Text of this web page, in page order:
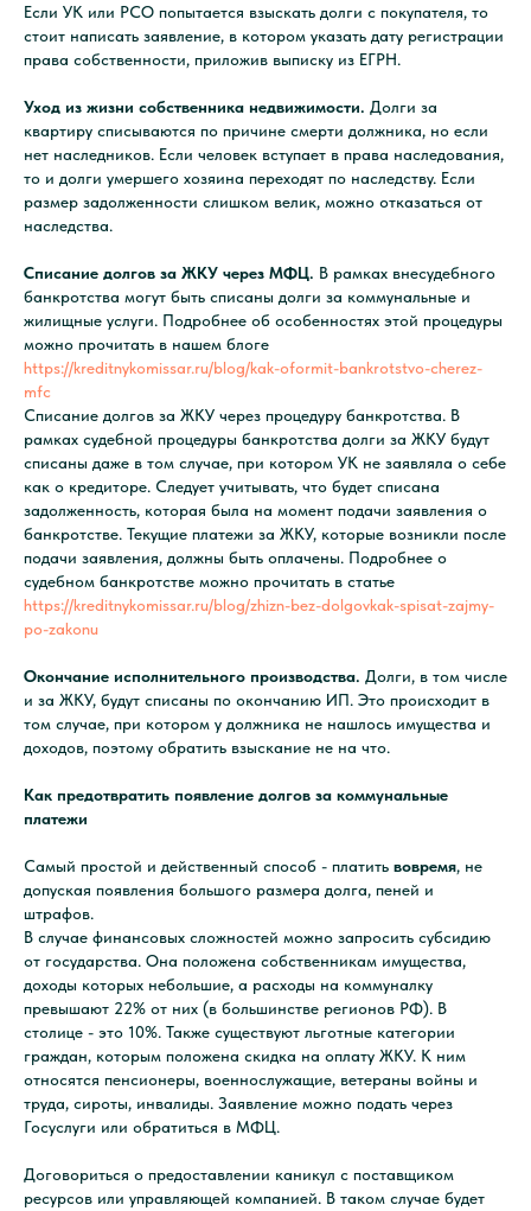
Если УК или РСО попытается взыскать долги с покупателя, то
стоит написать заявление, в котором указать дату регистрации
права собственности, приложив выписку из ЕГРН.
Уход из жизни собственника недвижимости. Долги за
квартиру списываются по причине смерти должника, но если
нет наследников. Если человек вступает в права наследования,
то и долги умершего хозяина переходят по наследству. Если
размер задолженности слишком велик, можно отказаться от
наследства.
Списание долгов за ЖКУ через МФЦ. В рамках внесудебного
банкротства могут быть списаны долги за коммунальные и
жилищные услуги. Подробнее об особенностях этой процедуры
можно прочитать в нашем блоге
https://kreditnykomissar.ru/blog/kak-oformit-bankrotstvo-cherez-
mfc
Списание долгов за ЖКУ через процедуру банкротства. В
рамках судебной процедуры банкротства долги за ЖКУ будут
списаны даже в том случае, при котором УК не заявляла о себе
как о кредиторе. Следует учитывать, что будет списана
задолженность, которая была на момент подачи заявления о
банкротстве. Текущие платежи за ЖКУ, которые возникли после
подачи заявления, должны быть оплачены. Подробнее о
судебном банкротстве можно прочитать в статье
https://kreditnykomissar.ru/blog/zhizn-bez-dolgovkak-spisat-zajmy-
po-zakonu
Окончание исполнительного производства. Долги, в том числе
и за ЖКУ, будут списаны по окончанию ИП. Это происходит в
том случае, при котором у должника не нашлось имущества и
доходов, поэтому обратить взыскание не на что.
Как предотвратить появление долгов за коммунальные
платежи
Самый простой и действенный способ - платить вовремя, не
допуская появления большого размера долга, пеней и
штрафов.
В случае финансовых сложностей можно запросить субсидию
от государства. Она положена собственникам имущества,
доходы которых небольшие, а расходы на коммуналку
превышают 22% от них (в большинстве регионов РФ). В
столице - это 10%. Также существуют льготные категории
граждан, которым положена скидка на оплату ЖКУ. К ним
относятся пенсионеры, военнослужащие, ветераны войны и
труда, сироты, инвалиды. Заявление можно подать через
Госуслуги или обратиться в МФЦ.
Договориться о предоставлении каникул с поставщиком
ресурсов или управляющей компанией. В таком случае будет
Если вы ничего не
знаете о банкротстве
и переживаете из-за
возможных рисков
Получите бесплатную консультацию —
внимательно изучит вашу ситуацию и
подберет оптимальное решение для
Чтобы записаться на бесплатную
консультацию, кликайте по кнопке ниже
или позвоните в рабочее время 9:00-18:00
по телефону: 8 800 700-62-91
Встать на путь
-пора